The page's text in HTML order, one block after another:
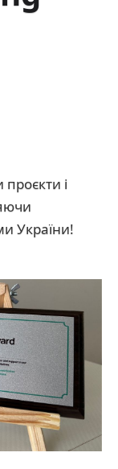
і
України!